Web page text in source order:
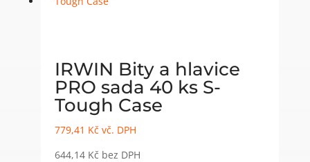
IRWIN Bity a hlavice
PRO sada 40 ks S-
Tough Case
779,41 Kč vč. DPH
644,14 Kč bez DPH